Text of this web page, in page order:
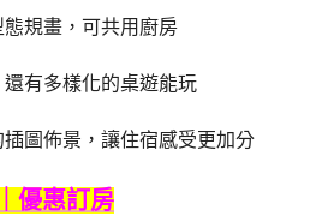
規畫，可共用廚房
有多樣化的桌遊能玩
圖佈景，讓住宿感受更加分
優惠訂房